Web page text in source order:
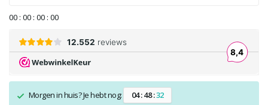
00 : 00 : 00 : 00
Morgen in huis? Je hebt nog: 04:48:32